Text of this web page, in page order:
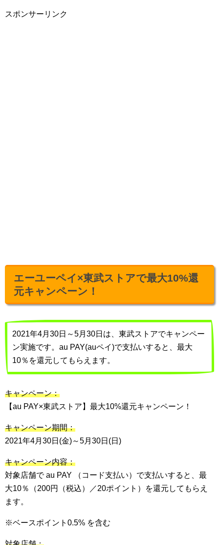
スポンサーリンク
エーユーペイ×東武ストアで最大10%還
元キャンペーン！
2021年4月30日～5月30日は、東武ストアでキャンペー
ン実施です。au PAY(auペイ)で支払いすると、最大
10％を還元してもらえます。
キャンペーン：
【au PAY×東武ストア】最大10%還元キャンペーン！
キャンペーン期間：
2021年4月30日(金)～5月30日(日)
キャンペーン内容：
対象店舗で au PAY （コード支払い）で支払いすると、最
大10％（200円（税込）／20ポイント）を還元してもらえ
ます。
※ベースポイント0.5% を含む